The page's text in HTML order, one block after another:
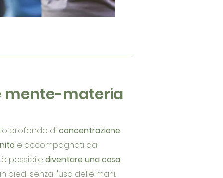
mente-materia
profondo di concentrazione
e accompagnati da
è possibile diventare una cosa
piedi senza l'uso delle mani.